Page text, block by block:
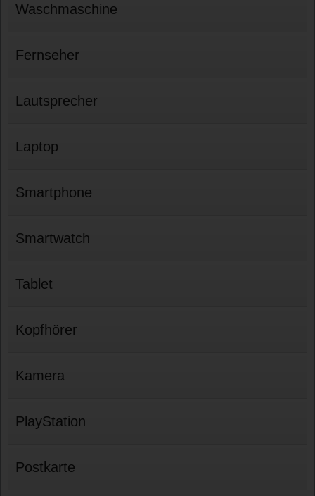
Waschmaschine
Fernseher
Lautsprecher
Laptop
Smartphone
Smartwatch
Tablet
Kopfhörer
Kamera
PlayStation
Postkarte